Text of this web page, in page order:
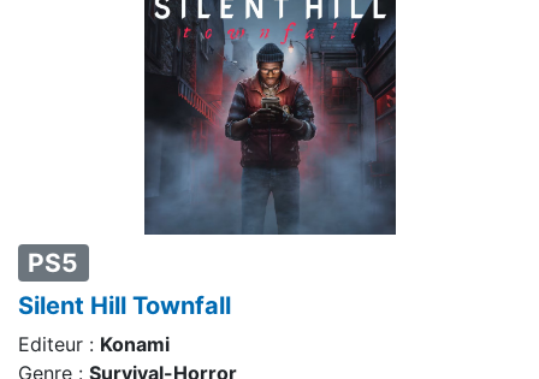
PS5
Silent Hill Townfall
Editeur : Konami
Genre : Survival-Horror